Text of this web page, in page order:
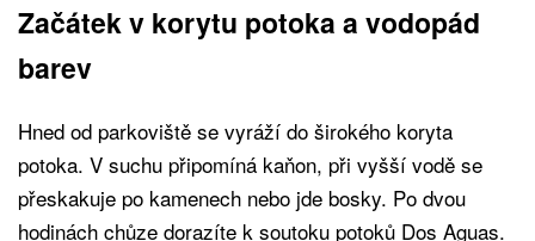
Začátek v korytu potoka a vodopád
barev
Hned od parkoviště se vyráží do širokého koryta
potoka. V suchu připomíná kaňon, při vyšší vodě se
přeskakuje po kamenech nebo jde bosky. Po dvou
hodinách chůze dorazíte k soutoku potoků Dos Aguas.